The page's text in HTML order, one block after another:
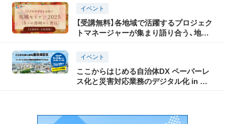
イベント
【受講無料】各地域で活躍するプロジェク
トマネージャーが集まり語り合う、地域
九州 全国６会場】
イベント
ここからはじめる自治体DX ペーパーレ
ス化と災害対応業務のデジタル化 in 福